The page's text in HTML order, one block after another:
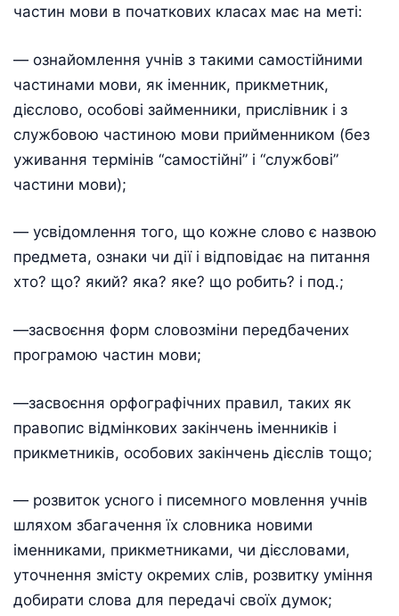
частин мови в початкових класах має на меті:
— ознайомлення учнів з такими самостійними
частинами мови, як іменник, прикметник,
дієслово, особові займенники, прислівник і з
службовою частиною мови прийменником (без
уживання термінів “самостійні” і “службові”
частини мови);
— усвідомлення того, що кожне слово є назвою
предмета, ознаки чи дії і відповідає на питання
хто? що? який? яка? яке? що робить? і под.;
—засвоєння форм словозміни передбачених
програмою частин мови;
—засвоєння орфографічних правил, таких як
правопис відмінкових закінчень іменників і
прикметників, особових закінчень дієслів тощо;
— розвиток усного і писемного мовлення учнів
шляхом збагачення їх словника новими
іменниками, прикметниками, чи дієсловами,
уточнення змісту окремих слів, розвитку уміння
добирати слова для передачі своїх думок;